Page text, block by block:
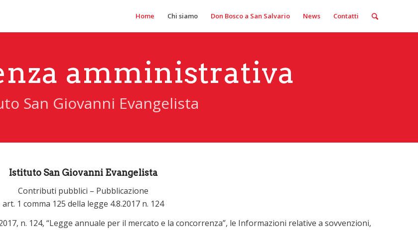
Home Chi siamo Don Bosco a San Salvario News Contatti
amministrativa
San Giovanni Evangelista
Istituto San Giovanni Evangelista
Contributi pubblici – Pubblicazione
art. 1 comma 125 della legge 4.8.2017 n. 124
n. 124, “Legge annuale per il mercato e la concorrenza”, le Informazioni relative a sovvenzioni,